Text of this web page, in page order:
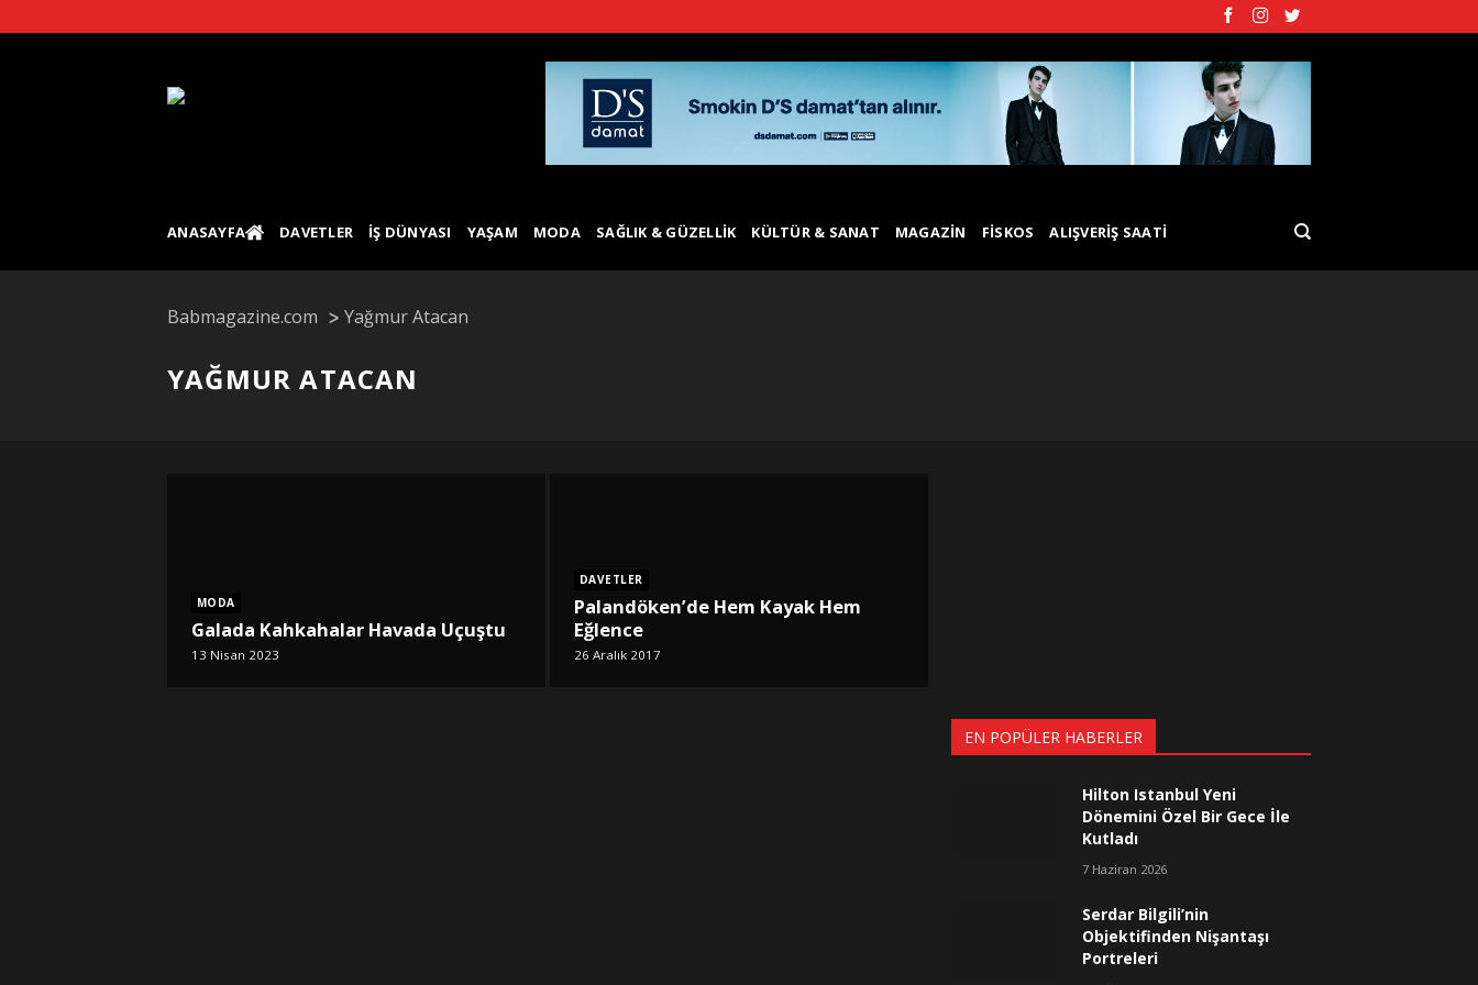
to
ANASAYFA DAVETLER İŞ DÜNYASI YAŞAM MODA SAĞLIK & GÜZELLIK KÜLTÜR & SANAT MAGAZIN FISKOS ALIŞVERIŞ SAATI
Babmagazine.com Yağmur Atacan
YAĞMUR ATACAN
MODA
Galada Kahkahalar Havada Uçuştu
13 Nisan 2023
DAVETLER
Palandöken’de Hem Kayak Hem
Eğlence
26 Aralık 2017
EN POPÜLER HABERLER
Hilton Istanbul Yeni
Dönemini Özel Bir Gece İle
Kutladı
7 Haziran 2026
Serdar Bilgili’nin
Objektifinden Nişantaşı
Portreleri